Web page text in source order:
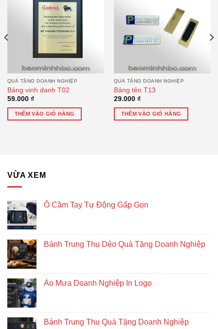
QUÀ TẶNG DOANH NGHIỆP
Bảng vinh danh T02
59.000 ₫
THÊM VÀO GIỎ HÀNG
QUÀ TẶNG DOANH NGHIỆP
Bảng tên T13
29.000 ₫
THÊM VÀO GIỎ HÀNG
VỪA XEM
Ô Cầm Tay Tự Động Gấp Gọn
Bánh Trung Thu Dẻo Quà Tặng Doanh Nghiệp
Áo Mưa Doanh Nghiệp In Logo
Bánh Trung Thu Quà Tặng Doanh Nghiệp